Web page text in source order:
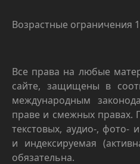
Возрастные ограничения
Все права на любые
сайте, защищены в
международным
праве и смежных
текстовых, аудио-, фото-
и индексируемая
обязательна.